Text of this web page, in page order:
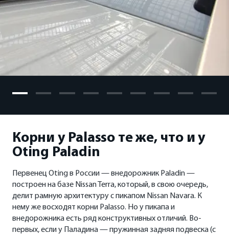
Корни у Palasso те же, что и у
Oting Paladin
Первенец Oting в России — внедорожник Paladin —
построен на базе Nissan Terra, который, в свою очередь,
делит рамную архитектуру с пикапом Nissan Navara. К
нему же восходят корни Palasso. Но у пикапа и
внедорожника есть ряд конструктивных отличий. Во-
первых, если у Паладина — пружинная задняя подвеска (с